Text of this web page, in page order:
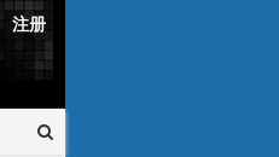
注册